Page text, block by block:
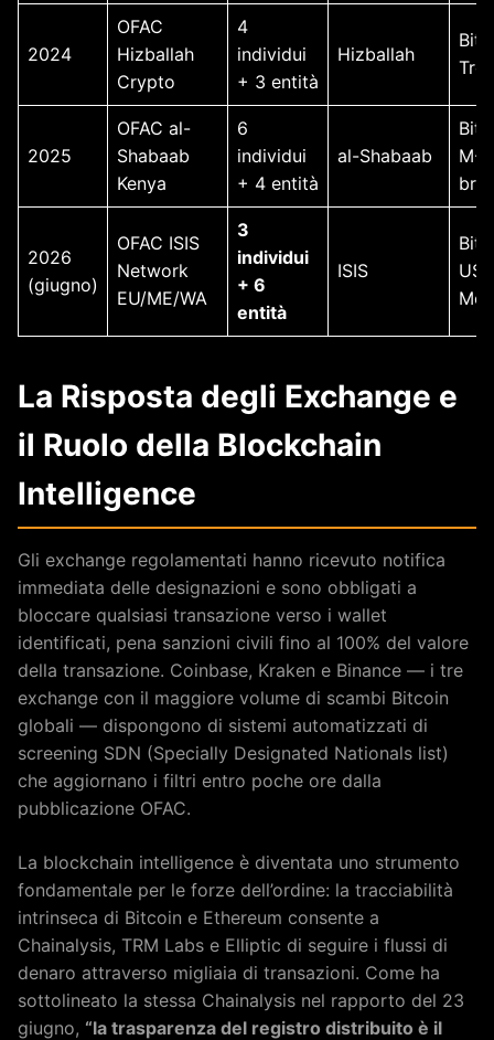
2024
OFAC
Hizballah
Crypto
4
individui
+ 3 entità
Hizballah
2025
OFAC al-
Shabaab
Kenya
6
individui
+ 4 entità
al-Shabaab
M-
2026
(giugno)
OFAC ISIS
Network
EU/ME/WA
3
individui
+ 6
entità
ISIS
La Risposta degli Exchange e
il Ruolo della Blockchain
Intelligence
Gli exchange regolamentati hanno ricevuto notifica
immediata delle designazioni e sono obbligati a
bloccare qualsiasi transazione verso i wallet
identificati, pena sanzioni civili fino al 100% del valore
della transazione. Coinbase, Kraken e Binance — i tre
exchange con il maggiore volume di scambi Bitcoin
globali — dispongono di sistemi automatizzati di
screening SDN (Specially Designated Nationals list)
che aggiornano i filtri entro poche ore dalla
pubblicazione OFAC.
La blockchain intelligence è diventata uno strumento
fondamentale per le forze dell’ordine: la tracciabilità
intrinseca di Bitcoin e Ethereum consente a
Chainalysis, TRM Labs e Elliptic di seguire i flussi di
denaro attraverso migliaia di transazioni. Come ha
sottolineato la stessa Chainalysis nel rapporto del 23
giugno, “la trasparenza del registro distribuito è il